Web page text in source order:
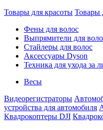
Товары для красоты Товары
Фены для волос
Выпрямители для
Стайлеры для волос
Аксессуары Dyson
Техника для ухода за
Весы
Видеорегистраторы
устройства для автомобиля
Квадрокоптеры DJI